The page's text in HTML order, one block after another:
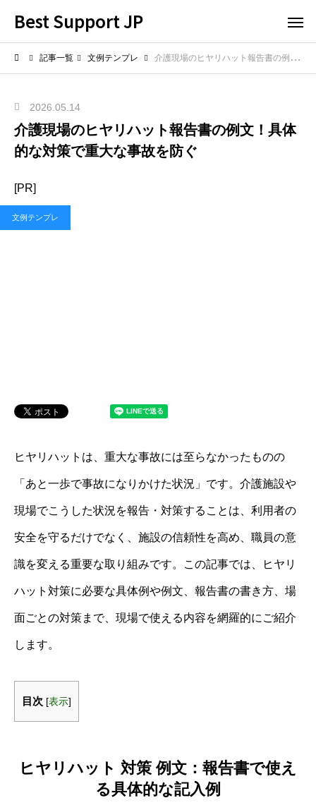
Best Support JP
記事一覧 文例テンプレ 介護現場のヒヤリハット報告書の例文！具体的な対策で重大な事故を防ぐ
2026.05.14
介護現場のヒヤリハット報告書の例文！具体
的な対策で重大な事故を防ぐ
[PR]
文例テンプレ
ヒヤリハットは、重大な事故には至らなかったものの
「あと一歩で事故になりかけた状況」です。介護施設や
現場でこうした状況を報告・対策することは、利用者の
安全を守るだけでなく、施設の信頼性を高め、職員の意
識を変える重要な取り組みです。この記事では、ヒヤリ
ハット対策に必要な具体例や例文、報告書の書き方、場
面ごとの対策まで、現場で使える内容を網羅的にご紹介
します。
目次 [表示]
ヒヤリハット 対策 例文：報告書で使え
る具体的な記入例